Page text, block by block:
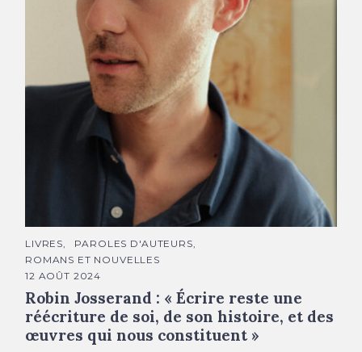
Robin Josserand © DR
C
T
É
O
R
I
S
LIVRES
PAROLES D'AUTEURS
ROMANS ET NOUVELLES
12 AOÛT 2024
Robin Josserand : « Écrire reste une
réécriture de soi, de son histoire, et des
œuvres qui nous constituent »